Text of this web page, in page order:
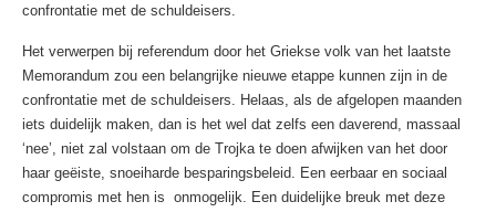
confrontatie met de schuldeisers.
Het verwerpen bij referendum door het Griekse volk van het laatste
Memorandum zou een belangrijke nieuwe etappe kunnen zijn in de
confrontatie met de schuldeisers. Helaas, als de afgelopen maanden
iets duidelijk maken, dan is het wel dat zelfs een daverend, massaal
‘nee’, niet zal volstaan om de Trojka te doen afwijken van het door
haar geëiste, snoeiharde besparingsbeleid. Een eerbaar en sociaal
compromis met hen is onmogelijk. Een duidelijke breuk met deze